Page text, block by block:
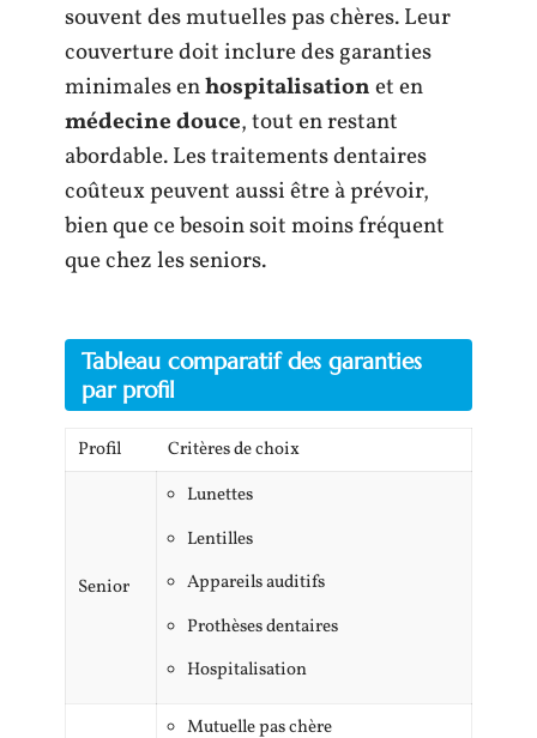
souvent des mutuelles pas chères. Leur
couverture doit inclure des garanties
minimales enhospitalisationet en
médecine douce, tout en restant
abordable. Les traitements dentaires
coûteux peuvent aussi être à prévoir,
bien que ce besoin soit moins fréquent
que chez les seniors.
Tableau comparatif des garanties
par profil
Profil Critères de choix
Senior
Lunettes
Lentilles
Appareils auditifs
Prothèses dentaires
Hospitalisation
Mutuelle pas chère